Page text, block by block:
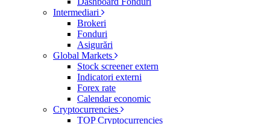
Intermediari
Brokeri
Fonduri
Asigurări
Global Markets
Stock screener extern
Indicatori externi
Forex rate
Calendar economic
Cryptocurrencies
TOP Cryptocurrencies